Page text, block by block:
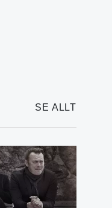
SE ALLT